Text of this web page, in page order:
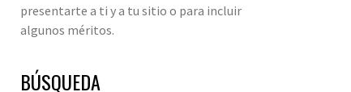
presentarte a ti y a tu sitio o para incluir
algunos méritos.
BÚSQUEDA